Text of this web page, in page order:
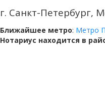
г. Санкт-Петербург,
Ближайшее метро: Метро
Нотариус находится в